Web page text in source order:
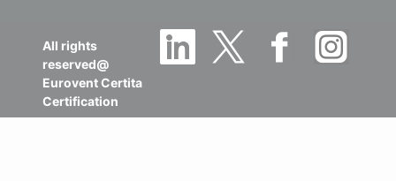
All rights
reserved@
Eurovent Certita
Certification